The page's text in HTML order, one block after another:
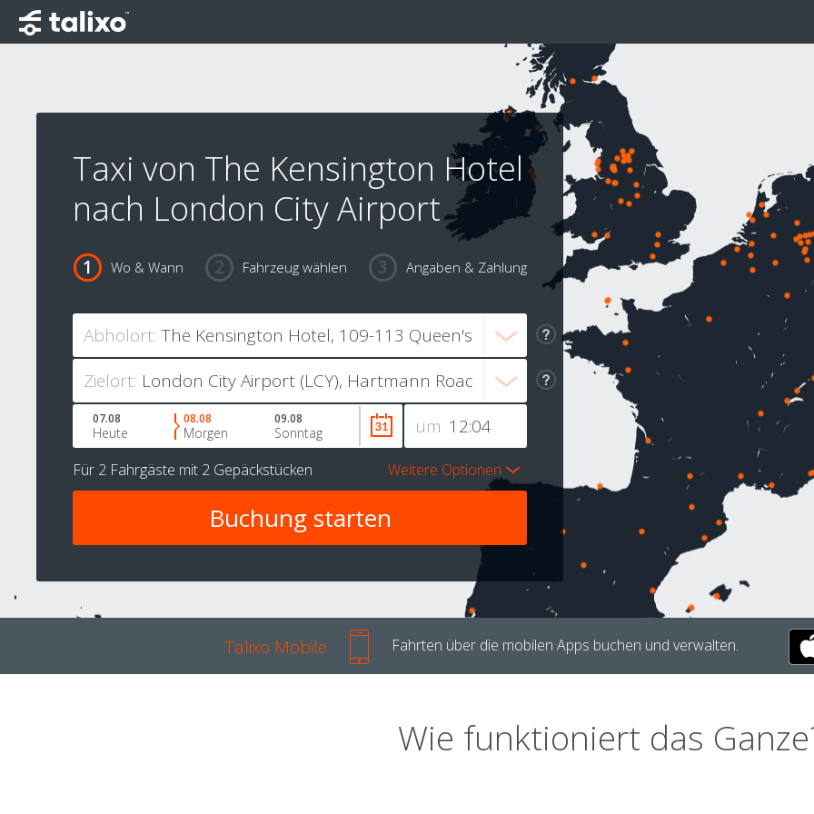
Taxi von The Kensington Hotel
nach London City Airport
Wo & Wann Fahrzeug wählen Angaben & Zahlung
Abholort:
Zielort:
um
07.08
Heute
08.08
Morgen
09.08
Sonntag
Für 2 Fahrgäste mit 2 Gepäckstücken Weitere Optionen
Talixo Mobile Fahrten über die mobilen Apps buchen und verwalten.
Wie funktioniert das